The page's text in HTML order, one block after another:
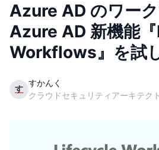
Azure AD のワー
Azure AD 新機能
Workflows』を試
す すかんく
クラウドセキュリティアーキテクト